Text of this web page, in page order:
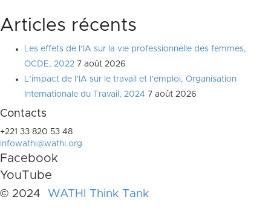
Articles récents
Les effets de l’IA sur la vie professionnelle des femmes,
OCDE, 2022 7 août 2026
L’impact de l’IA sur le travail et l’emploi, Organisation
Internationale du Travail, 2024 7 août 2026
Contacts
+221 33 820 53 48
infowathi@wathi.org
Facebook
YouTube
© 2024 WATHI Think Tank